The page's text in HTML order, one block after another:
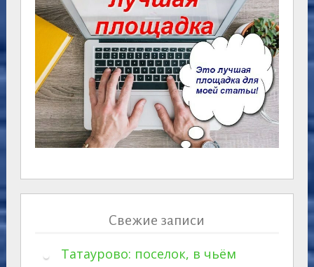
Свежие записи
Татаурово: поселок, в чьём